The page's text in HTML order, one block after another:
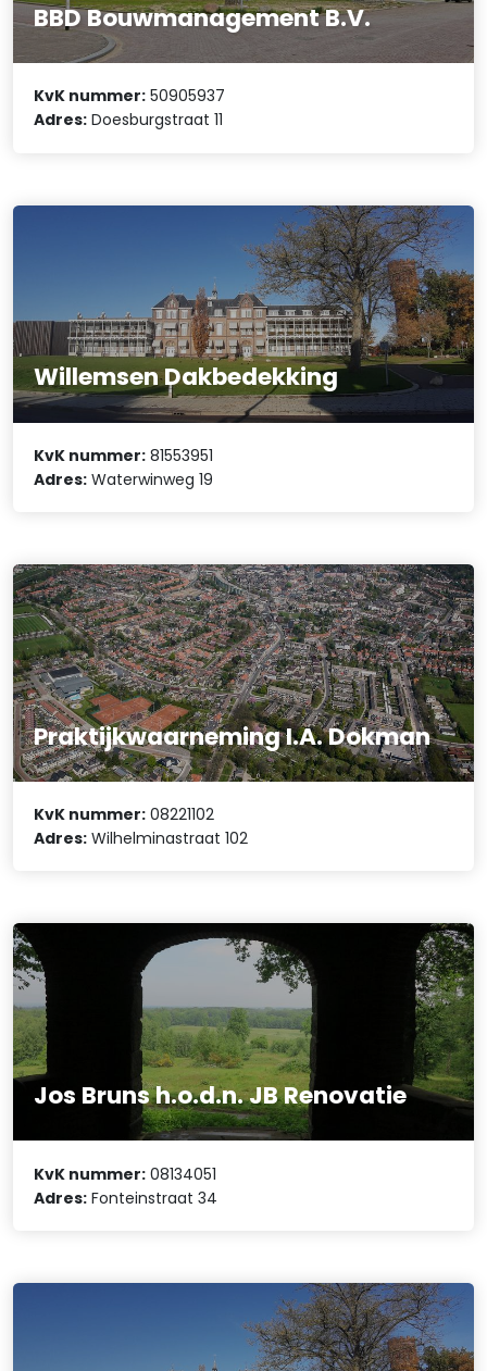
BBD Bouwmanagement B.V.
KvK nummer: 50905937
Adres: Doesburgstraat 11
Willemsen Dakbedekking
KvK nummer: 81553951
Adres: Waterwinweg 19
Praktijkwaarneming I.A. Dokman
KvK nummer: 08221102
Adres: Wilhelminastraat 102
Jos Bruns h.o.d.n. JB Renovatie
KvK nummer: 08134051
Adres: Fonteinstraat 34